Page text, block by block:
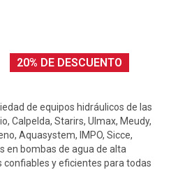
20% DE DESCUENTO
de equipos hidráulicos de las
Calpelda, Starirs, Ulmax, Meudy,
Aquasystem, IMPO, Sicce,
en bombas de agua de alta
y eficientes para todas